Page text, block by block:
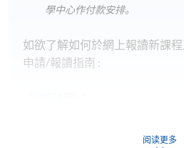
學中心作付款安排。
如欲了解如何於網上報讀新課
申請/報讀指南 :
阅读更多